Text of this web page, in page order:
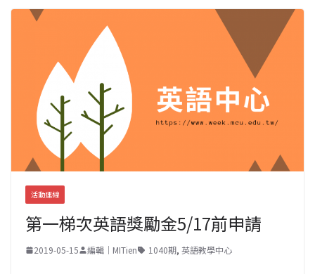
活動連線
第一梯次英語獎勵金5/17前申請
2019-05-15 編輯｜MITien 1040期, 英語教學中心